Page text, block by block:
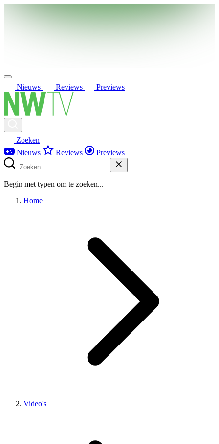
Nieuws Reviews Previews
Zoeken
Nieuws
Reviews Previews
Begin met typen om te zoeken...
Home
Video's